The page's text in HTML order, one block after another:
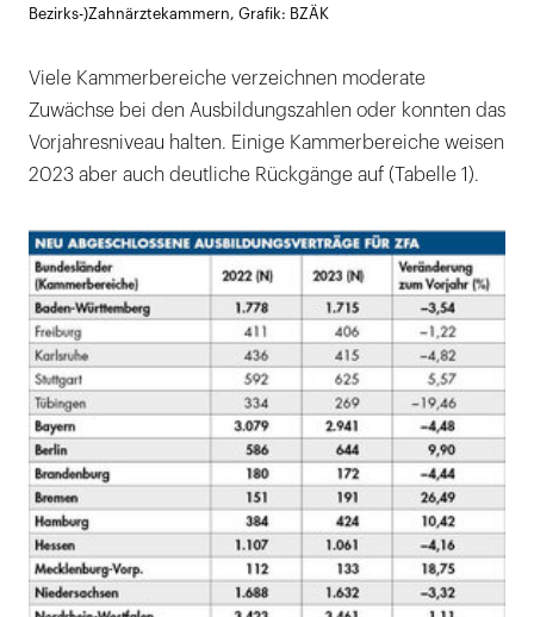
Bezirks-)Zahnärztekammern, Grafik: BZÄK
Viele Kammerbereiche verzeichnen moderate
Zuwächse bei den Ausbildungszahlen oder konnten das
Vorjahresniveau halten. Einige Kammerbereiche weisen
2023 aber auch deutliche Rückgänge auf (Tabelle 1).